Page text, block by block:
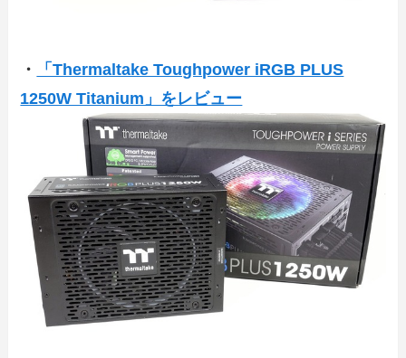
・
「Thermaltake Toughpower iRGB PLUS
1250W Titanium」をレビュー